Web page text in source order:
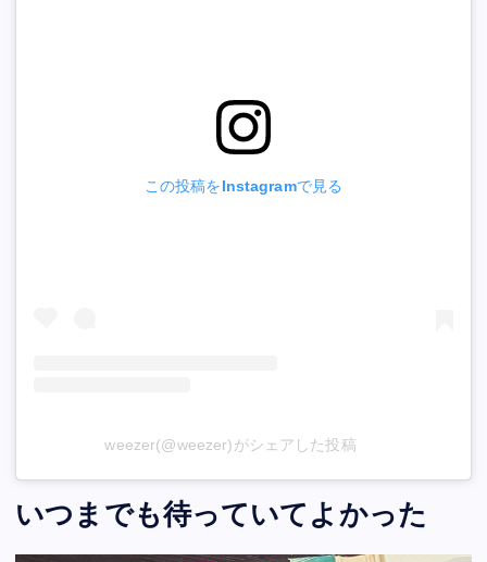
この投稿をInstagramで見る
weezer(@weezer)がシェアした投稿
いつまでも待っていてよかった